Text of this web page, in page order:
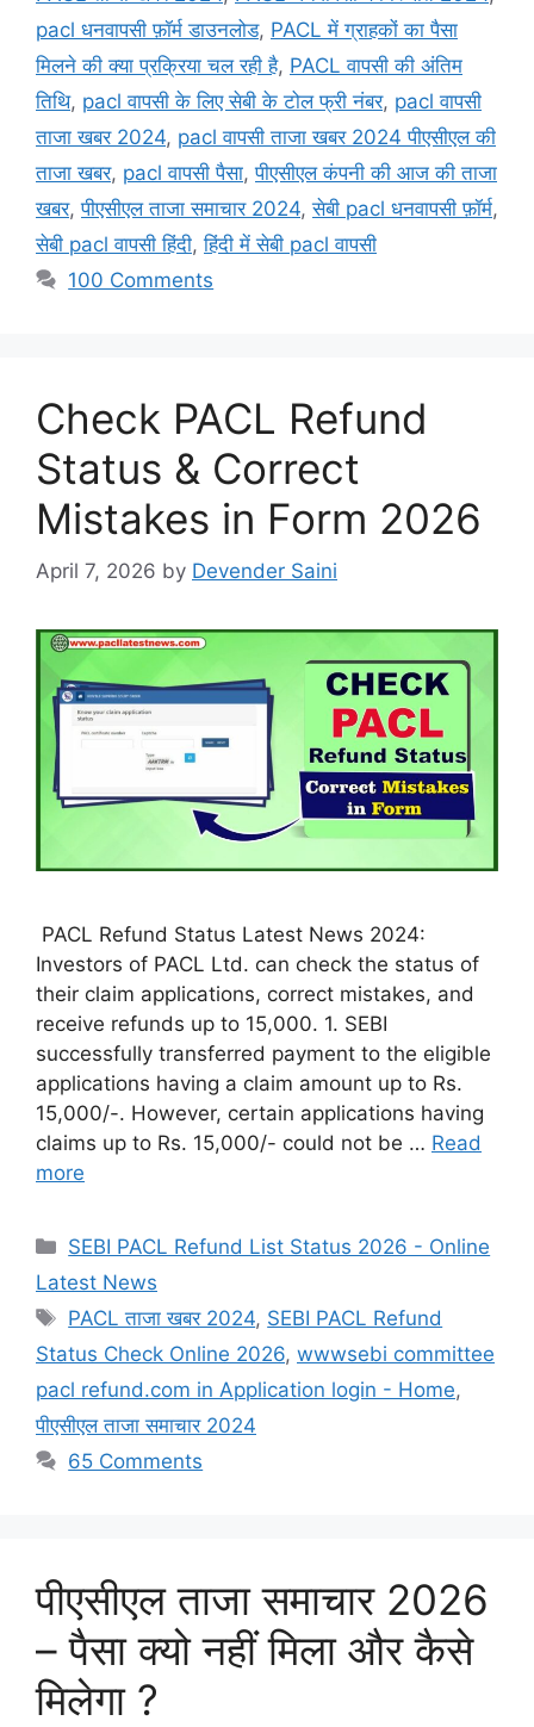
pacl धनवापसी फ़ॉर्म डाउनलोड, PACL में ग्राहकों का पैसा
मिलने की क्या प्रक्रिया चल रही है, PACL वापसी की अंतिम
तिथि, pacl वापसी के लिए सेबी के टोल फ्री नंबर, pacl वापसी
ताजा खबर 2024, pacl वापसी ताजा खबर 2024 पीएसीएल की
ताजा खबर, pacl वापसी पैसा,पीएसीएल कंपनी की आज की ताजा
खबर,पीएसीएल ताजा समाचार 2024,सेबी pacl धनवापसी फ़ॉर्म,
सेबी pacl वापसी हिंदी,हिंदी में सेबी pacl वापसी
100 Comments
Check PACL Refund
Status & Correct
Mistakes in Form 2026
April 7, 2026 by Devender Saini
PACL Refund Status Latest News 2024:
Investors of PACL Ltd. can check the status of
their claim applications, correct mistakes, and
receive refunds up to 15,000. 1. SEBI
successfully transferred payment to the eligible
applications having a claim amount up to Rs.
15,000/-. However, certain applications having
claims up to Rs. 15,000/- could not be … Read
more
Categories
SEBI PACL Refund List Status 2026 - Online
Latest News
Tags
PACL ताजा खबर 2024, SEBI PACL Refund
Status Check Online 2026, wwwsebi committee
pacl refund.com in Application login - Home,
पीएसीएल ताजा समाचार 2024
65 Comments
पीएसीएल ताजा समाचार 2026
– पैसा क्यो नहीं मिला और कैसे
मिलेगा ?